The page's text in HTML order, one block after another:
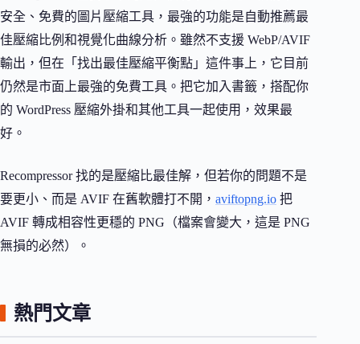
安全、免費的圖片壓縮工具，最強的功能是自動推薦最
佳壓縮比例和視覺化曲線分析。雖然不支援 WebP/AVIF
輸出，但在「找出最佳壓縮平衡點」這件事上，它目前
仍然是市面上最強的免費工具。把它加入書籤，搭配你
的 WordPress 壓縮外掛和其他工具一起使用，效果最
好。
Recompressor 找的是壓縮比最佳解，但若你的問題不是
要更小、而是 AVIF 在舊軟體打不開， aviftopng.io 把
AVIF 轉成相容性更穩的 PNG（檔案會變大，這是 PNG
無損的必然）。
熱門文章